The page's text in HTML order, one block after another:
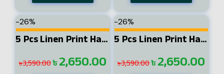
-26%
5 Pcs Linen Print Half Shirt-Black+Sky+Petrol+Lemon+Pest
৳3,590.00৳2,650.00
-26%
5 Pcs Linen Print Half Shirt-Black+Sky+Petrol+Lemon+Ash
৳3,590.00৳2,650.00